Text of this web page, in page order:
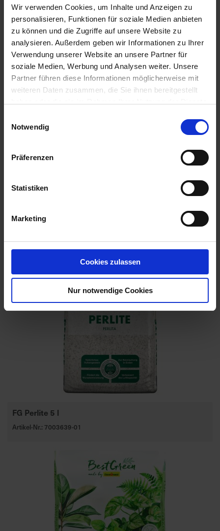
Wir verwenden Cookies, um Inhalte und Anzeigen zu
personalisieren, Funktionen für soziale Medien anbieten
zu können und die Zugriffe auf unsere Website zu
analysieren. Außerdem geben wir Informationen zu Ihrer
Verwendung unserer Website an unsere Partner für
soziale Medien, Werbung und Analysen weiter. Unsere
Partner führen diese Informationen möglicherweise mit
weiteren Daten zusammen, die Sie ihnen bereitgestellt
Notwendig
Präferenzen
Statistiken
Marketing
Cookies zulassen
Nur notwendige Cookies
Presstöpfe 40 l
FG Perlite 5 l
Artikel-Nr.: 7003639-01